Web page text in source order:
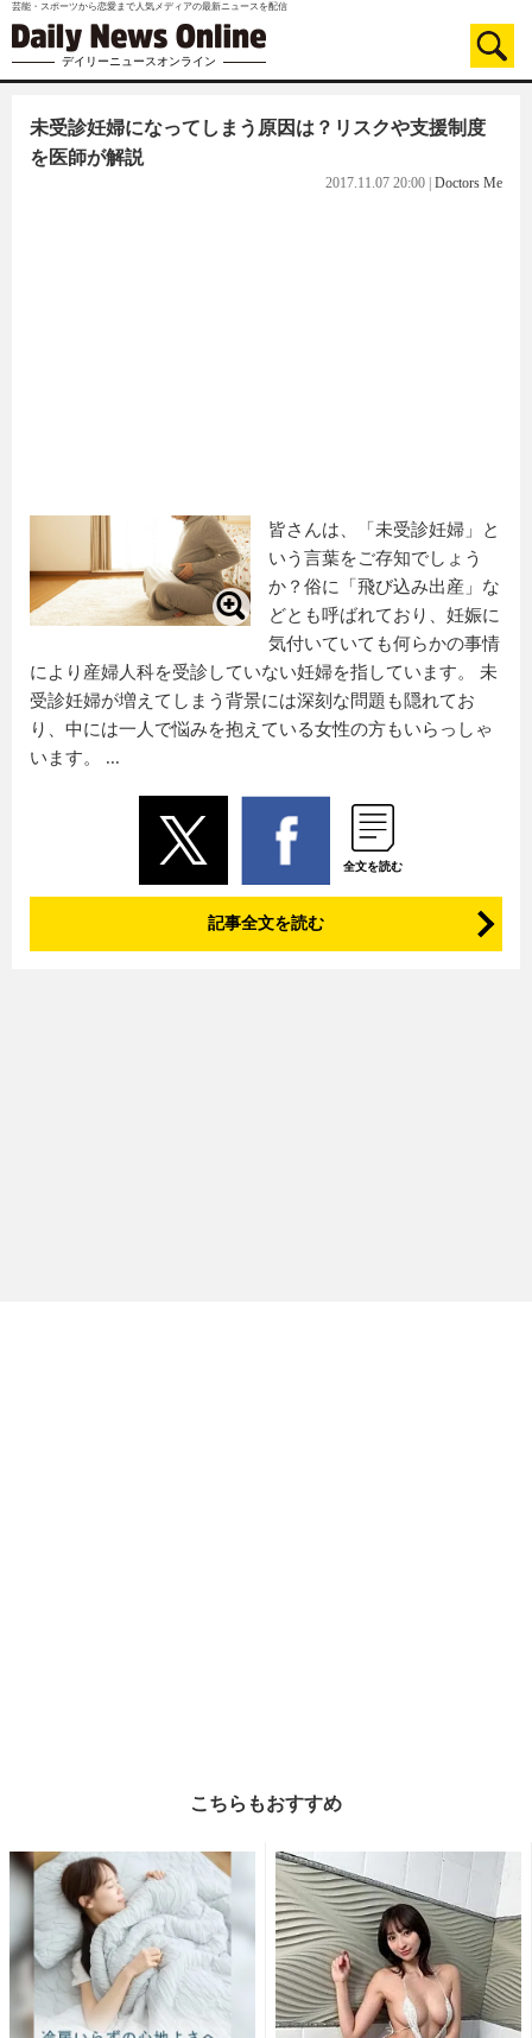
芸能・スポーツから恋愛まで人気メディアの最新ニュースを配信
デイリーニュースオンライン
未受診妊婦になってしまう原因は？リスクや支援制度
を医師が解説
2017.11.07 20:00 Doctors Me
皆さんは、「未受診妊婦」と
いう言葉をご存知でしょう
か？俗に「飛び込み出産」な
どとも呼ばれており、妊娠に
気付いていても何らかの事情
により産婦人科を受診していない妊婦を指しています。 未
受診妊婦が増えてしまう背景には深刻な問題も隠れてお
り、中には一人で悩みを抱えている女性の方もいらっしゃ
います。 ...
全文を読む
記事全文を読む
こちらもおすすめ